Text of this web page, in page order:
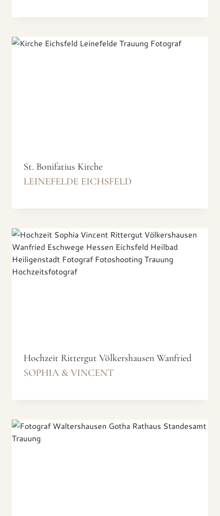
St. Bonifatius Kirche
LEINEFELDE EICHSFELD
Hochzeit Rittergut Völkershausen Wanfried
SOPHIA & VINCENT